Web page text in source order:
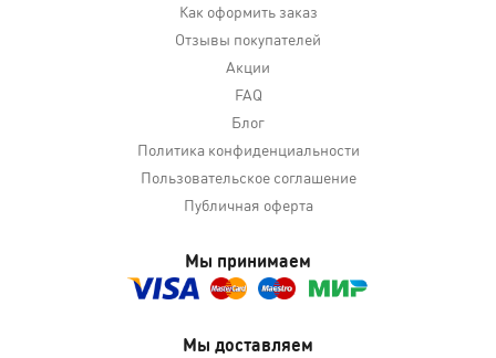
Как оформить заказ
Отзывы покупателей
Акции
FAQ
Блог
Политика конфиденциальности
Пользовательское соглашение
Публичная оферта
Мы принимаем
Мы доставляем